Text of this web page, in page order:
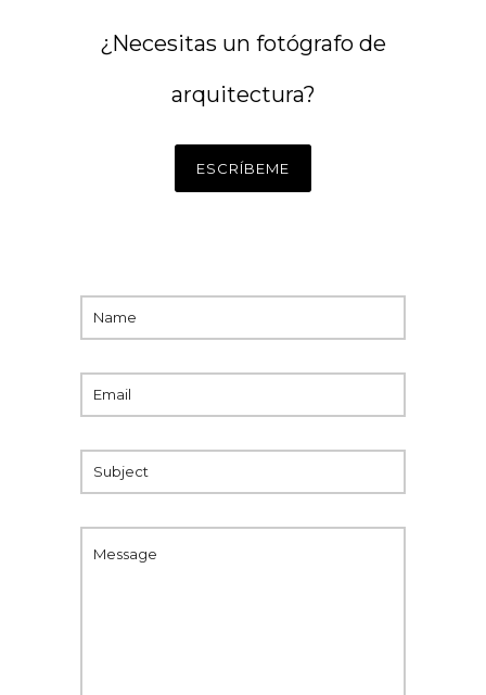
¿Necesitas un fotógrafo de
arquitectura?
ESCRÍBEME